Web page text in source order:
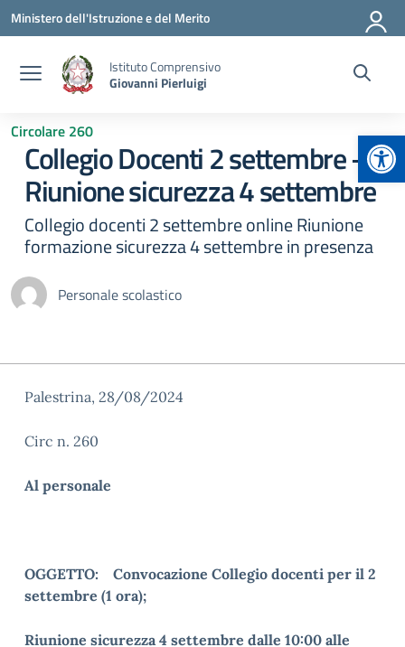
Vai ai contenuti
Vai al menu di navigazione
Vai al footer
Ministero dell'Istruzione e del Merito
Istituto Comprensivo
Giovanni Pierluigi
Circolare 260
Collegio Docenti 2 settembre –
Riunione sicurezza 4 settembre
Collegio docenti 2 settembre online Riunione
formazione sicurezza 4 settembre in presenza
Personale scolastico
Palestrina, 28/08/2024
Circ n. 260
Al personale
OGGETTO: Convocazione Collegio docenti per il 2
settembre (1 ora);
Riunione sicurezza 4 settembre dalle 10:00 alle